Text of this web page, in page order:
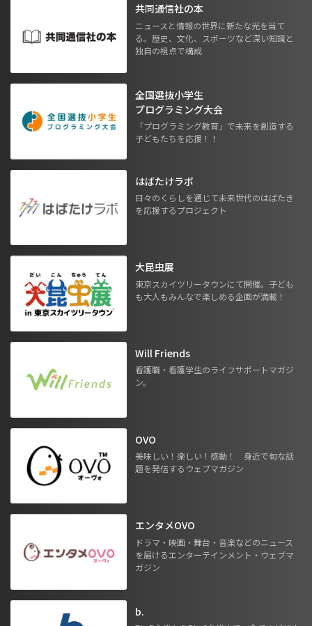
共同通信社の本
ニュースと情報の世界に新たな光を当て
る。歴史、文化、スポーツなど深い知識と
独自の視点で構成
全国選抜小学生
プログラミング大会
「プログラミング教育」で未来を創造する
子どもたちを応援！！
はばたけラボ
日々のくらしを通じて未来世代のはばたき
を応援するプロジェクト
大昆虫展
東京スカイツリータウンにて開催。子ども
も大人もみんなで楽しめる企画が満載！
Will Friends
看護職・看護学生のライフサポートマガジ
ン。
OVO
美味しい！楽しい！感動！ 身近で旬な話
題を発信するウェブマガジン
エンタメOVO
ドラマ・映画・舞台・音楽などのニュース
を届けるエンターテインメント・ウェブマ
ガジン
b.